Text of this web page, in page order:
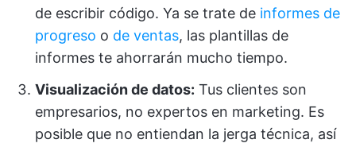
de escribir código. Ya se trate de informes de
progreso o de ventas, las plantillas de
informes te ahorrarán mucho tiempo.
Visualización de datos: Tus clientes son
empresarios, no expertos en marketing. Es
posible que no entiendan la jerga técnica, así